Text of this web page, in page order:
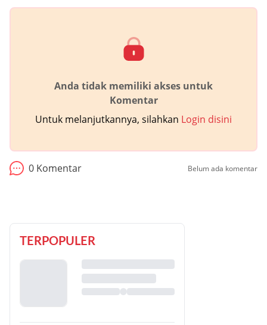
Anda tidak memiliki akses untuk
Komentar
Untuk melanjutkannya, silahkan Login disini
0 Komentar Belum ada komentar
TERPOPULER